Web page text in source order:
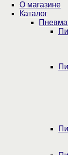
О магазине
Каталог